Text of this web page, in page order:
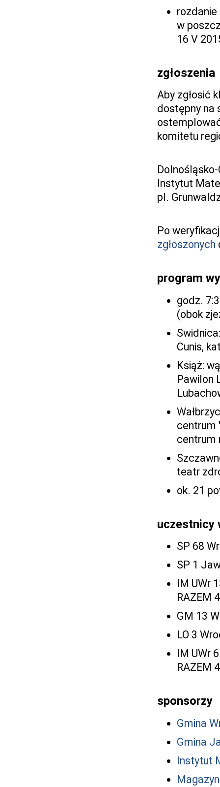
rozdanie
w
16 V
zgłoszenia
Aby zgłosić
dostępny na
komitetu
Instytut
pl.
Po
zgłoszonych
program
godz.
(obok
Cunis,
Książ:
Pawilon
centrum
centrum
teatr
ok. 21
uczestnicy
SP 68
SP 1
IM UWr
RAZEM
GM 13
LO 3
IM UWr
RAZEM
sponsorzy
Gmina
Gmina
Instytut